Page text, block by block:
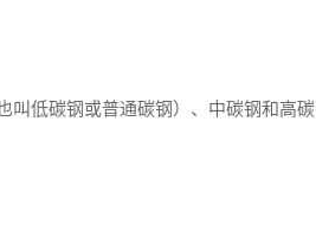
叫低碳钢或普通碳钢）、中碳钢和高碳